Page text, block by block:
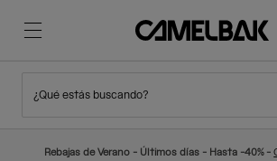
Novedades
¿Qué estás buscando?
Rebajas de Verano - Últimos días - Hasta -40% -